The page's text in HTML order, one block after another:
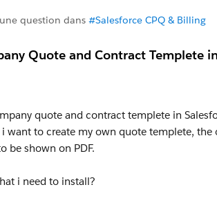
question dans #Salesforce CPQ & Billing
Quote and Contract Templete
quote and contract templete in
want to create my own quote templete, the
be shown on PDF.
i need to install?